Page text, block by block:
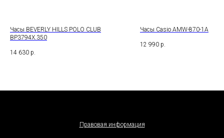
Часы BEVERLY HILLS POLO CLUB
BP3794X.350
14 630 р.
Часы Casio AMW-870-1A
12 990 р.
Правовая информация